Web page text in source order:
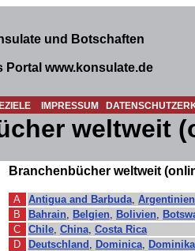
und Botschaften
Portal www.konsulate.de
IMPRESSUM
weltweit
Branchenbücher weltweit
A Antigua and Barbuda, Argentinien
B
Bahrain, Belgien, Bolivien,
C
Chile, China, Costa Rica
D
Deutschland , Dominica,